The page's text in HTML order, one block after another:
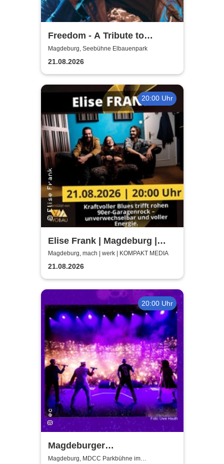
Freedom - A Tribute to
George Michael
Magdeburg, Seebühne Elbauenpark
21.08.2026
20:00 Uhr
Elise Frank | Magdeburg |
machwerk
Magdeburg, mach | werk | KOMPAKT MEDIA
21.08.2026
20:00 Uhr
Magdeburger
Taschenlampenkonzert
Magdeburg, MDCC Parkbühne im